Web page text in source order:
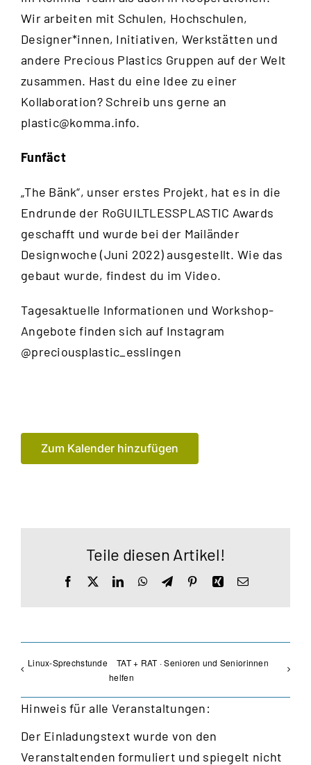
Wir arbeiten mit Schulen, Hochschulen,
Designer*innen, Initiativen, Werkstätten und
andere Precious Plastics Gruppen auf der Welt
zusammen. Hast du eine Idee zu einer
Kollaboration? Schreib uns gerne an
plastic@komma.info.
Funfäct
„The Bänk“, unser erstes Projekt, hat es in die
Endrunde der RoGUILTLESSPLASTIC Awards
geschafft und wurde bei der Mailänder
Designwoche (Juni 2022) ausgestellt. Wie das
gebaut wurde, findest du im Video.
Tagesaktuelle Informationen und Workshop-
Angebote finden sich auf Instagram
@preciousplastic_esslingen
Zum Kalender hinzufügen
Teile diesen Artikel!
Facebook LinkedInWhatsApp
TelegramPinterestXingE-
Linux-Sprechstunde
TAT + RAT · Senioren und Seniorinnen
helfen
Hinweis für alle Veranstaltungen:
Der Einladungstext wurde von den
Veranstaltenden formuliert und spiegelt nicht